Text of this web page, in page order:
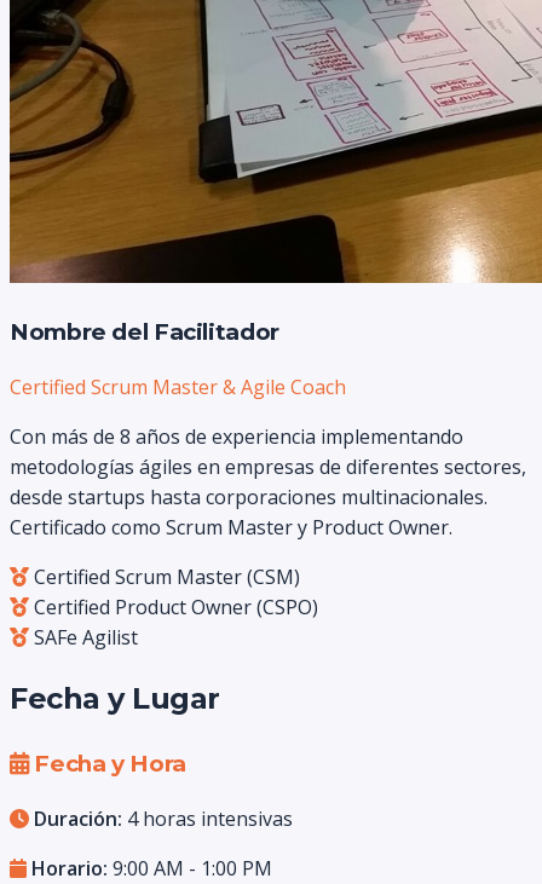
Nombre del Facilitador
Certified Scrum Master & Agile Coach
Con más de 8 años de experiencia implementando
metodologías ágiles en empresas de diferentes sectores,
desde startups hasta corporaciones multinacionales.
Certificado como Scrum Master y Product Owner.
Certified Scrum Master (CSM)
Certified Product Owner (CSPO)
SAFe Agilist
Fecha y Lugar
Fecha y Hora
Duración: 4 horas intensivas
Horario: 9:00 AM - 1:00 PM